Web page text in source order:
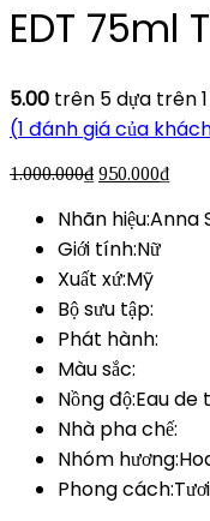
EDT 75ml
5.00 trên 5 dựa trên1
(1 đánh giá của
1.000.000₫ 950.000₫
Nhãn hiệu:Anna
Giới tính:Nữ
Xuất xứ:Mỹ
Bộ sưu tập:
Phát hành:
Màu sắc:
Nồng độ:Eau de
Nhà pha chế:
Nhóm
Phong